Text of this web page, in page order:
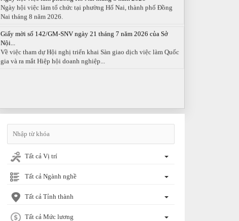
Nai tháng 8 năm 2026.
Giấy mời số 142/GM-SNV ngày 21 tháng 7 năm 2026 của Sở
Nội...
Về việc tham dự Hội nghị triển khai Sàn giao dịch việc làm Quốc
gia và ra mắt Hiệp hội doanh nghiệp...
Tất cả Vị trí
Tất cả Ngành nghề
Tất cả Tỉnh thành
Tất cả Mức lương